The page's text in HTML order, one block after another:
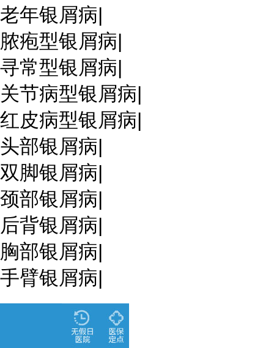
老年银屑病|
脓疱型银屑病|
寻常型银屑病|
关节病型银屑病|
红皮病型银屑病|
头部银屑病|
双脚银屑病|
颈部银屑病|
后背银屑病|
胸部银屑病|
手臂银屑病|